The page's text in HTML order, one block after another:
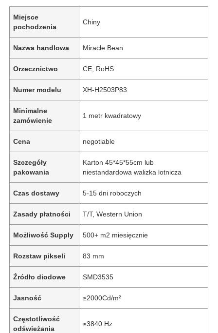
Miejsce
pochodzenia
Chiny
Nazwa handlowa Miracle Bean
Orzecznictwo CE, RoHS
Numer modelu XH-H2503P83
Minimalne
zamówienie
1 metr kwadratowy
Cena negotiable
Szczegóły
pakowania
Karton 45*45*55cm lub
niestandardowa walizka lotnicza
Czas dostawy 5-15 dni roboczych
Zasady płatności T/T, Western Union
Możliwość Supply 500+ m2 miesięcznie
Rozstaw pikseli 83 mm
Źródło diodowe SMD3535
Jasność ≥2000Cd/m²
Częstotliwość
odświeżania
≥3840 Hz